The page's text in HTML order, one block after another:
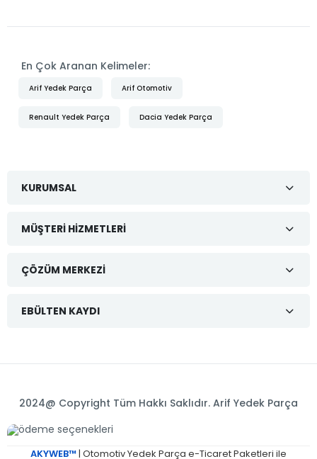
En Çok Aranan Kelimeler:
Arif Yedek Parça Arif Otomotiv
Renault Yedek Parça Dacia Yedek Parça
KURUMSAL
MÜŞTERI HIZMETLERI
ÇÖZÜM MERKEZI
EBÜLTEN KAYDI
2024@ Copyright Tüm Hakkı Saklıdır. Arif Yedek Parça
AKYWEB™| Otomotiv Yedek Parça e-Ticaret Paketleri ile